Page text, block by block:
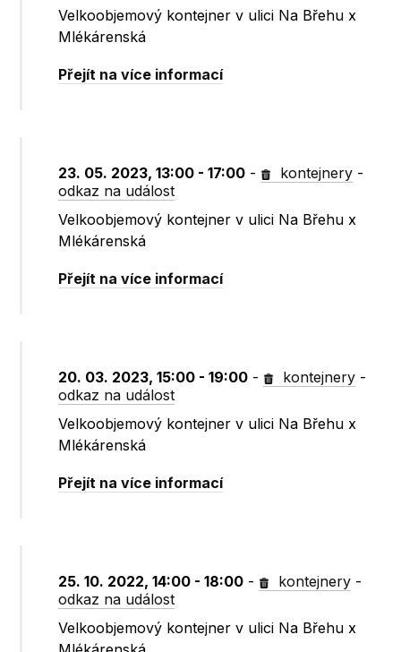
Velkoobjemový kontejner v ulici Na Břehu x
Mlékárenská
Přejít na více informací
23. 05. 2023, 13:00 - 17:00 - kontejnery -
odkaz na událost
Velkoobjemový kontejner v ulici Na Břehu x
Mlékárenská
Přejít na více informací
20. 03. 2023, 15:00 - 19:00 - kontejnery -
odkaz na událost
Velkoobjemový kontejner v ulici Na Břehu x
Mlékárenská
Přejít na více informací
25. 10. 2022, 14:00 - 18:00 - kontejnery -
odkaz na událost
Velkoobjemový kontejner v ulici Na Břehu x